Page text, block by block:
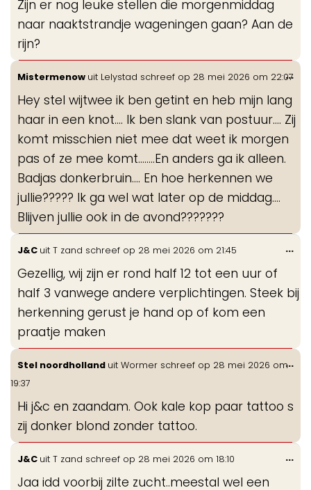
Zijn er nog leuke stellen die morgenmiddag
naar naaktstrandje wageningen gaan? Aan de
rijn?
Mistermenow uit Lelystad schreef op 28 mei 2026 om 22:07
Hey stel wijtwee ik ben getint en heb mijn lang
haar in een knot.... Ik ben slank van postuur.... Zij
komt misschien niet mee dat weet ik morgen
pas of ze mee komt........En anders ga ik alleen.
Badjas donkerbruin.... En hoe herkennen we
jullie????? Ik ga wel wat later op de middag....
Blijven jullie ook in de avond???????
...
J&C uit T zand schreef op 28 mei 2026 om 21:45
Gezellig, wij zijn er rond half 12 tot een uur of
half 3 vanwege andere verplichtingen. Steek bij
herkenning gerust je hand op of kom een
praatje maken
...
Stel noordholland uit Wormer schreef op 28 mei 2026 om
19:37
Hi j&c en zaandam. Ook kale kop paar tattoo s
zij donker blond zonder tattoo.
...
J&C uit T zand schreef op 28 mei 2026 om 18:10
Jaa idd voorbij zilte zucht..meestal wel een
...